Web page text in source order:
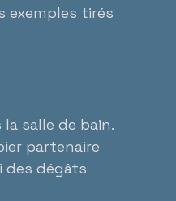
exemples tirés
salle de bain.
partenaire
des dégâts